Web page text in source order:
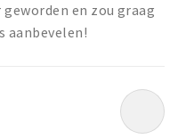
en zou graag
aanbevelen!